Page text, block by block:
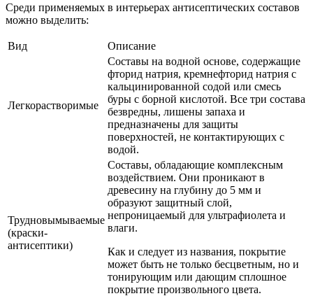
Среди применяемых в интерьерах антисептических составов
можно выделить:
Вид Описание
Легкорастворимые
Составы на водной основе, содержащие
фторид натрия, кремнефторид натрия с
кальцинированной содой или смесь
буры с борной кислотой. Все три состава
безвредны, лишены запаха и
предназначены для защиты
поверхностей, не контактирующих с
водой.
Трудновымываемые
(краски-
антисептики)
Составы, обладающие комплексным
воздействием. Они проникают в
древесину на глубину до 5 мм и
образуют защитный слой,
непроницаемый для ультрафиолета и
влаги.
Как и следует из названия, покрытие
может быть не только бесцветным, но и
тонирующим или дающим сплошное
покрытие произвольного цвета.